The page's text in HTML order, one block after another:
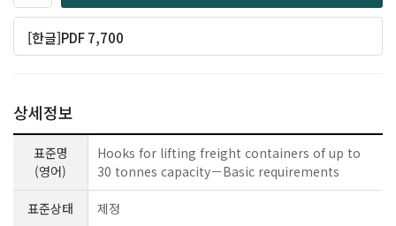
[한글]PDF 7,700
상세정보
표준명
(영어)
Hooks for lifting freight containers of up to
30 tonnes capacity－Basic requirements
표준상태 제정